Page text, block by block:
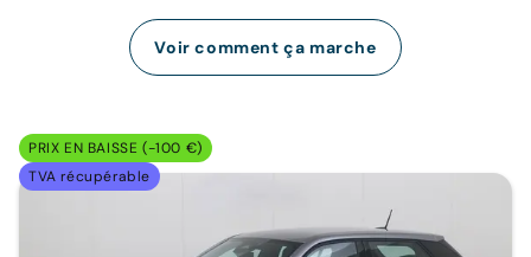
Voir comment ça marche
PRIX EN BAISSE (-100 €)
TVA récupérable